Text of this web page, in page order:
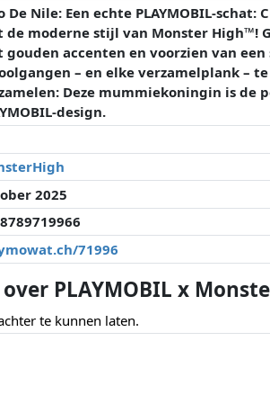
De Nile: Een echte PLAYMOBIL-
de moderne stijl van Monster High™!
gouden accenten en voorzien van
– en elke verzamelplank –
Deze mummiekoningin is de
design.
2025
71996
PLAYMOBIL x
te kunnen laten.